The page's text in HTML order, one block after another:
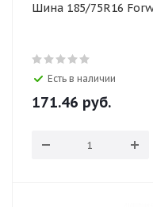
Шина 185/75R16
Есть в наличии
171.46 руб.